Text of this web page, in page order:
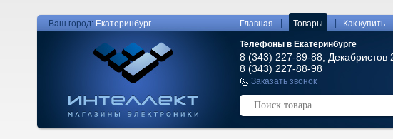
Ваш город: Екатеринбург Главная Товары Как купить
Телефоны в Екатеринбурге
8 (343) 227-89-88, Декабристов
8 (343) 227-88-98
Заказать звонок